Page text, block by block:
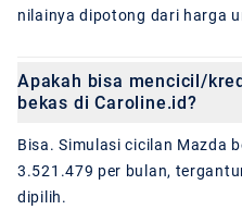
nilainya dipotong dari harga
Apakah bisa mencicil/
bekas di Caroline.id?
Bisa. Simulasi cicilan Mazda
3.521.479 per bulan,
dipilih.